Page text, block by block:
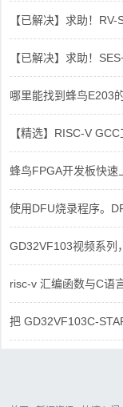
【已解决】求助！
【已解决】求助！
哪里能找到蜂鸟E203
【精选】RISC-V
蜂鸟FPGA开发板快速
使用DFU烧录程序。
GD32VF103视频系列
risc-v 汇编函数与C语
把 GD32VF103C-